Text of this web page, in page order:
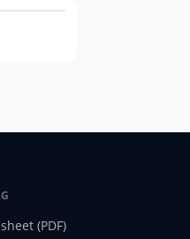
(PDF)